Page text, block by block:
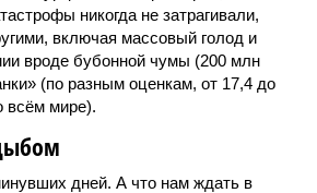
никогда не затрагивали,
включая массовый голод и
вроде бубонной чумы (200 млн
(по разным оценкам, от 17,4 до
всём мире).
дней. А что нам ждать в